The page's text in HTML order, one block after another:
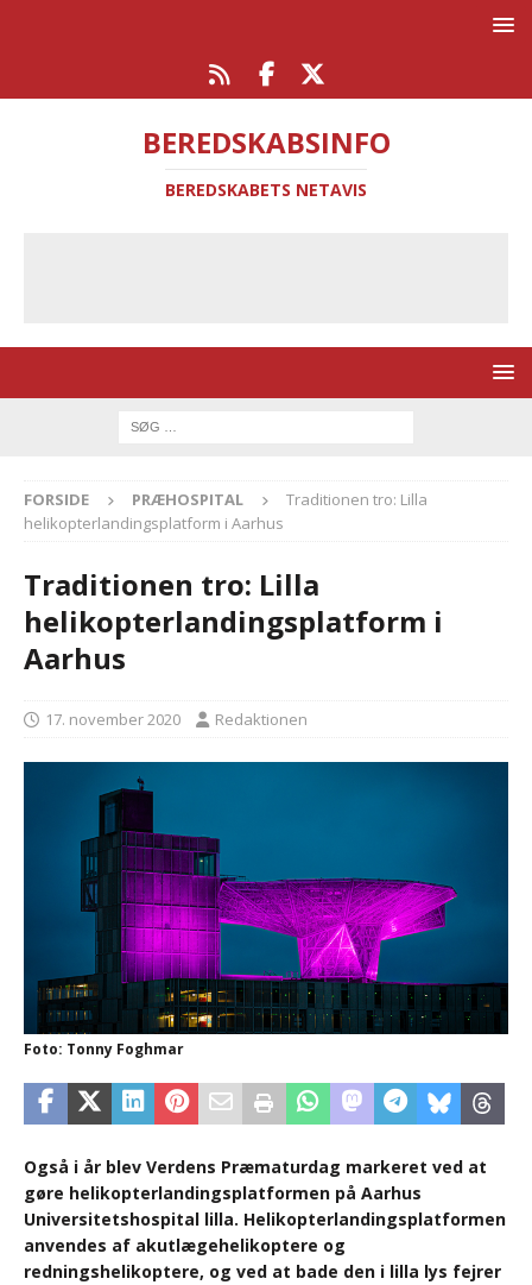
BEREDSKABSINFO
BEREDSKABETS NETAVIS
FORSIDE PRÆHOSPITAL
Traditionen tro: Lilla
helikopterlandingsplatform i Aarhus
Traditionen tro: Lilla
helikopterlandingsplatform i
Aarhus
17. november 2020 Redaktionen
Foto: Tonny Foghmar
Også i år blev Verdens Præmaturdag markeret ved at
gøre helikopterlandingsplatformen på Aarhus
Universitetshospital lilla. Helikopterlandingsplatformen
anvendes af akutlægehelikoptere og
redningshelikoptere, og ved at bade den i lilla lys fejrer